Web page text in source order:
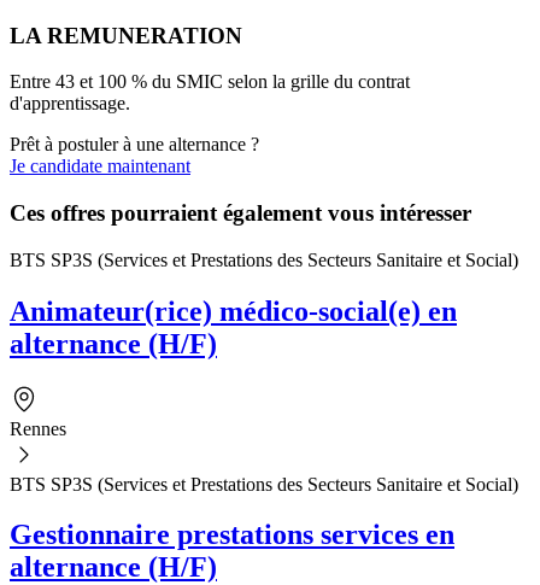
LA REMUNERATION
Entre 43 et 100 % du SMIC selon la grille du contrat
d'apprentissage.
Prêt à postuler à une alternance ?
Je candidate maintenant
Ces offres pourraient également vous intéresser
BTS SP3S (Services et Prestations des Secteurs Sanitaire et Social)
Animateur(rice) médico-social(e) en
alternance (H/F)
Rennes
BTS SP3S (Services et Prestations des Secteurs Sanitaire et Social)
Gestionnaire prestations services en
alternance (H/F)